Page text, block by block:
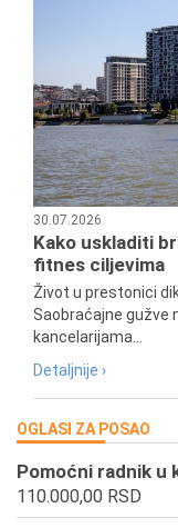
30.07.2026
Kako uskladiti
fitnes ciljevima
Život u prestonici
Saobraćajne gužve
kancelarijama...
Detaljnije ›
OGLASI ZA POSAO
Pomoćni radnik u
110.000,00 RSD